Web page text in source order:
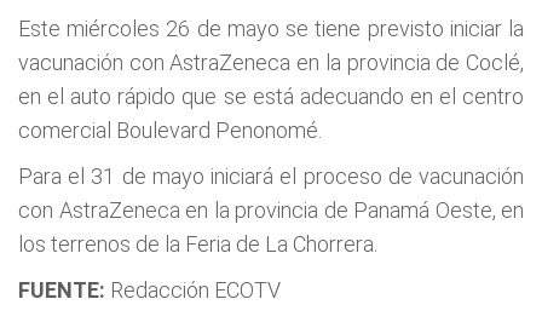
Este miércoles 26 de mayo se tiene previsto iniciar la
vacunación con AstraZeneca en la provincia de Coclé,
en el auto rápido que se está adecuando en el centro
comercial Boulevard Penonomé.
Para el 31 de mayo iniciará el proceso de vacunación
con AstraZeneca en la provincia de Panamá Oeste, en
los terrenos de la Feria de La Chorrera.
FUENTE: Redacción ECOTV